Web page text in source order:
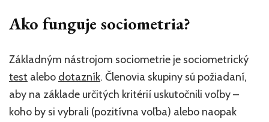
Ako funguje sociometria?
Základným nástrojom sociometrie je sociometrický
test alebo dotazník. Členovia skupiny sú požiadaní,
aby na základe určitých kritérií uskutočnili voľby –
koho by si vybrali (pozitívna voľba) alebo naopak